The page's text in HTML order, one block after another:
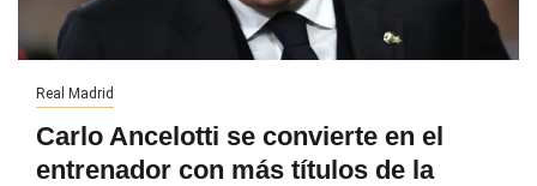
Real Madrid
Carlo Ancelotti se convierte en el
entrenador con más títulos de la